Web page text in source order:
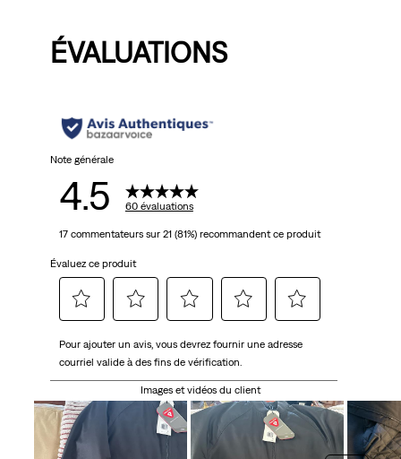
ÉVALUATIONS
Note générale
4.5 60 évaluations
17 commentateurs sur 21 (81%) recommandent ce produit
Évaluez ce produit
pour
évaluer
à
1
étoile.
pour
évaluer
l'article
pour
évaluer
l'article
à
3
étoiles.
pour
évaluer
l'article
à
4
pour
à
5
Pour ajouter un avis, vous devrez fournir une adresse
courriel valide à des fins de vérification.
Images et vidéos du client